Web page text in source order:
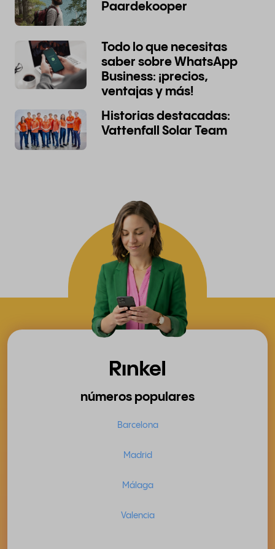
Paardekooper
Todo lo que necesitas
saber sobre WhatsApp
Business: ¡precios,
ventajas y más!
Historias destacadas:
Vattenfall Solar Team
números populares
Barcelona
Madrid
Málaga
Valencia